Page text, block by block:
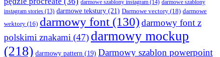
darmowe szablony instagram (14) darmowe szablony
instagram stories (13) darmowe tekstury (21) Darmowe vectory (18) darmowe
wektory (16) darmowy font (130)darmowy font z
polskimi znakami (47) darmowy mockup
(218) darmowy pattern (19) Darmowy szablon powerpoint